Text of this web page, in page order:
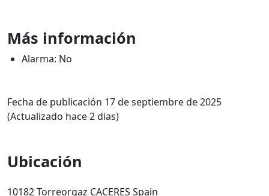
Más información
Alarma: No
Fecha de publicación 17 de septiembre de 2025
(Actualizado hace 2 dias)
Ubicación
10182 Torreorgaz CACERES Spain